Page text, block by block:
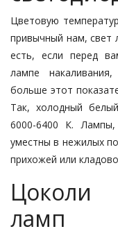
Цветовую
привычный нам, свет
есть, если перед
лампе
больше этот
Так, холодный
6000-6400 К.
уместны в нежилых
прихожей или
Цоколи
ламп